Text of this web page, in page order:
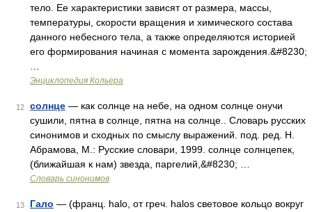
тело. Ее характеристики зависят от размера, массы,
температуры, скорости вращения и химического состава
данного небесного тела, а также определяются историей
его формирования начиная с момента зарождения.&#8230;
Энциклопедия Кольера
12 солнце — как солнце на небе, на одном солнце онучи
сушили, пятна в солнце, пятна на солнце.. Словарь русских
синонимов и сходных по смыслу выражений. под. ред. Н.
Абрамова, М.: Русские словари, 1999. солнце солнцепек,
(ближайшая к нам) звезда, паргелий,&#8230; …
Словарь синонимов
13 Гало — (франц. halo, от греч. halos световое кольцо вокруг